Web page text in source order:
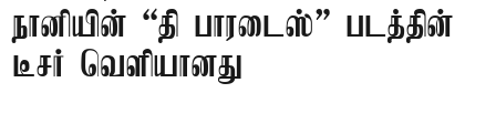
நானியின் “தி பாரடைஸ்” படத்தின்
டீசர் வெளியானது